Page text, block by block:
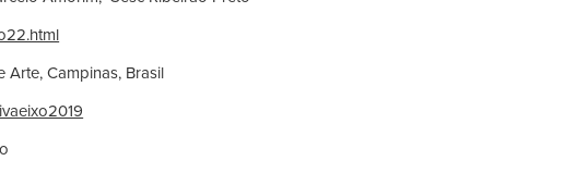
Campinas, Brasil